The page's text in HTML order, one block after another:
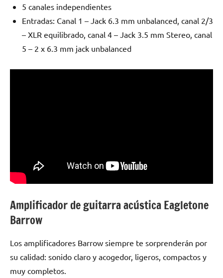
5 canales independientes
Entradas: Canal 1 – Jack 6.3 mm unbalanced, canal 2/3
– XLR equilibrado, canal 4 – Jack 3.5 mm Stereo, canal
5 – 2 x 6.3 mm jack unbalanced
Amplificador de guitarra acústica Eagletone
Barrow
Los amplificadores Barrow siempre te sorprenderán por
su calidad: sonido claro y acogedor, ligeros, compactos y
muy completos.